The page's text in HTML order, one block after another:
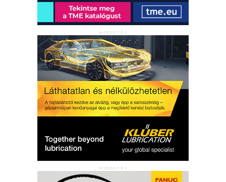
HIRDETÉS
HIRDETÉS